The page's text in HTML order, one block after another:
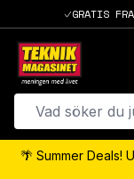
GRATIS
🌴 Summer Deals!